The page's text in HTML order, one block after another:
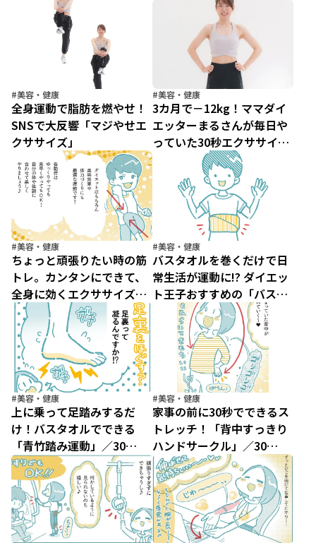
#美容・健康
全身運動で脂肪を燃やせ！
SNSで大反響「マジやせエ
クササイズ」
#美容・健康
3カ月で－12kg！ママダイ
エッターまるさんが毎日や
っていた30秒エクササイズ
#美容・健康
ちょっと頑張りたい時の筋
トレ。カンタンにできて、
全身に効くエクササイズ
は？／30秒“ながら”やせス
トレッチ（10）
#美容・健康
バスタオルを巻くだけで日
常生活が運動に!? ダイエッ
ト王子おすすめの「バスタ
オル腹巻き」／30秒“なが
ら”やせストレッチ（9）
#美容・健康
上に乗って足踏みするだ
け！バスタオルでできる
「青竹踏み運動」／30
秒“ながら”やせストレッチ
（8）
#美容・健康
家事の前に30秒でできるス
トレッチ！「背中すっきり
ハンドサークル」／30
秒“ながら”やせストレッチ
（7）